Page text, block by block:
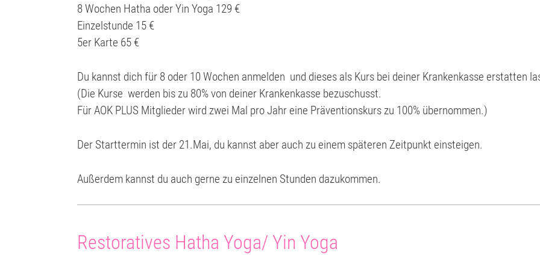
8 Wochen Hatha oder Yin Yoga 129 €
Einzelstunde 15 €
5er Karte 65 €
Du kannst dich für 8 oder 10 Wochen anmelden und dieses als Kurs bei deiner Krankenkasse erstatten
(Die Kurse werden bis zu 80% von deiner Krankenkasse bezuschusst.
Für AOK PLUS Mitglieder wird zwei Mal pro Jahr eine Präventionskurs zu 100% übernommen.)
Der Starttermin ist der 21.Mai, du kannst aber auch zu einem späteren Zeitpunkt einsteigen.
Außerdem kannst du auch gerne zu einzelnen Stunden dazukommen.
Restoratives Hatha Yoga/ Yin Yoga